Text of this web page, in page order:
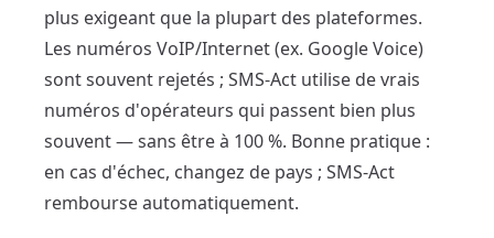
plus exigeant que la plupart des plateformes.
Les numéros VoIP/Internet (ex. Google Voice)
sont souvent rejetés ; SMS-Act utilise de vrais
numéros d'opérateurs qui passent bien plus
souvent — sans être à 100 %. Bonne pratique :
en cas d'échec, changez de pays ; SMS-Act
rembourse automatiquement.